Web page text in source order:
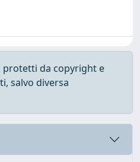
protetti da copyright e
salvo diversa